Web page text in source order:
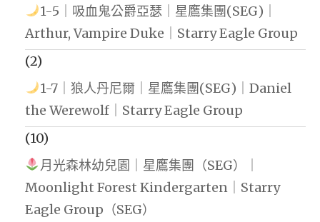
1-5｜吸血鬼公爵亞瑟｜星鷹集團(SEG)｜
Arthur, Vampire Duke｜Starry Eagle Group
(2)
1-7｜狼人丹尼爾｜星鷹集團(SEG)｜Daniel
the Werewolf｜Starry Eagle Group
(10)
月光森林幼兒園｜星鷹集團（SEG）｜
Moonlight Forest Kindergarten｜Starry
Eagle Group（SEG）